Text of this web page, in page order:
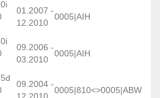
01.2007 -
12.2010
0005|AIH
09.2006 -
03.2010
0005|AIH
09.2004 -
12.2010
0005|810<>0005|ABW